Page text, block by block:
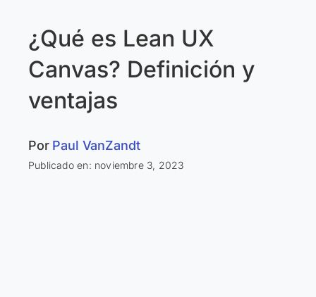
¿Qué es Lean UX
Canvas? Definición y
ventajas
Por Paul VanZandt
Publicado en: noviembre 3, 2023